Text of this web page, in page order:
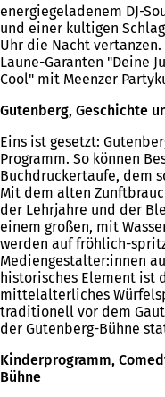
energiegeladenem DJ-
und einer kultigen
Uhr die Nacht
Laune-Garanten "Deine
Cool" mit Meenzer
Gutenberg, Geschichte
Eins ist gesetzt:
Programm. So können
Buchdruckertaufe, dem
Mit dem alten
der Lehrjahre und der
einem großen, mit
werden auf fröhlich-
Mediengestalter:innen
historisches Element ist
mittelalterliches
traditionell vor dem
der Gutenberg-Bühne
Kinderprogramm,
Bühne